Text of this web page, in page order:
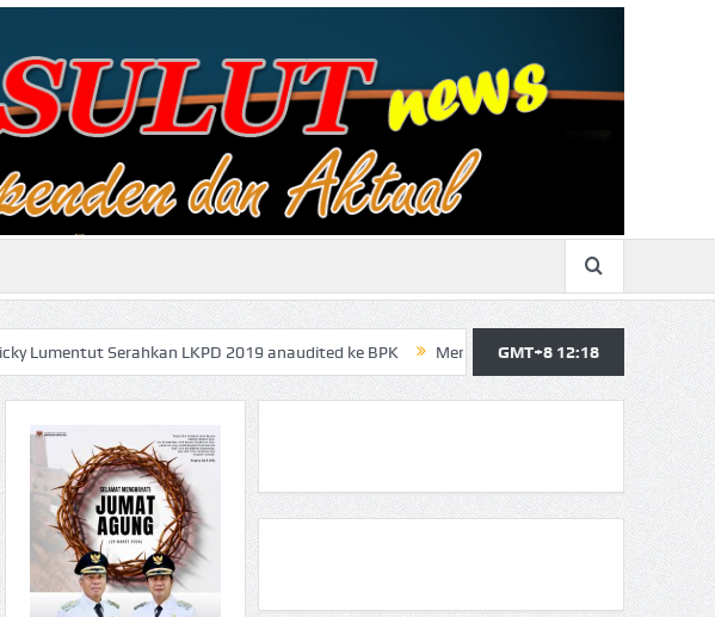
LKPD 2019 anaudited ke BPK Merasa Terpangil, GMBI Wilter Sulut Siap
GMT+8 12:18